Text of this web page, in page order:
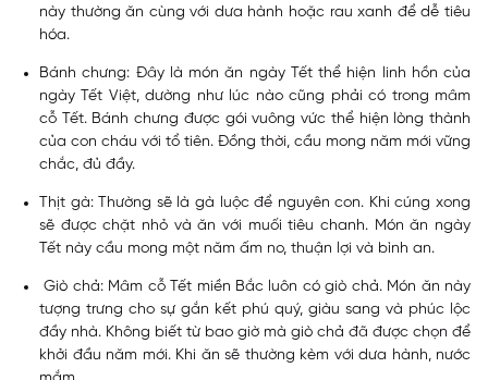
này thường ăn cùng với dưa hành hoặc rau xanh để dễ tiêu
hóa.
Bánh chưng: Đây là món ăn ngày Tết thể hiện linh hồn của
ngày Tết Việt, dường như lúc nào cũng phải có trong mâm
cỗ Tết. Bánh chưng được gói vuông vức thể hiện lòng thành
của con cháu với tổ tiên. Đồng thời, cầu mong năm mới vững
chắc, đủ đầy.
Thịt gà: Thường sẽ là gà luộc để nguyên con. Khi cúng xong
sẽ được chặt nhỏ và ăn với muối tiêu chanh. Món ăn ngày
Tết này cầu mong một năm ấm no, thuận lợi và bình an.
Giò chả: Mâm cỗ Tết miền Bắc luôn có giò chả. Món ăn này
tượng trưng cho sự gắn kết phú quý, giàu sang và phúc lộc
đầy nhà. Không biết từ bao giờ mà giò chả đã được chọn để
khởi đầu năm mới. Khi ăn sẽ thường kèm với dưa hành, nước